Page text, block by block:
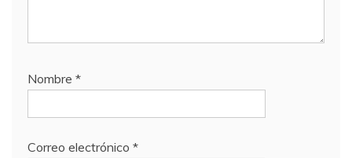
Nombre *
Correo electrónico *